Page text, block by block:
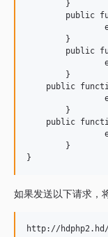
public
public
如果发送以下请求，